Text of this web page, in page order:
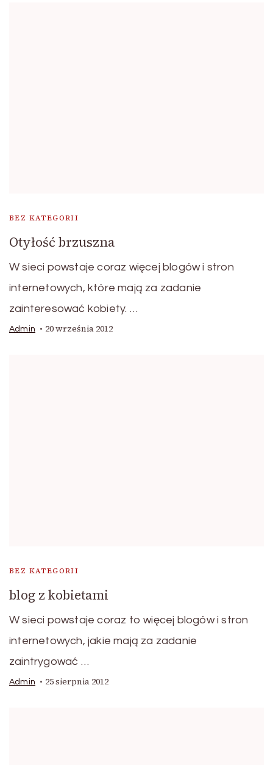
BEZ KATEGORII
Otyłość brzuszna
W sieci powstaje coraz więcej blogów i stron
internetowych, które mają za zadanie
zainteresować kobiety. …
Admin 20 września 2012
BEZ KATEGORII
blog z kobietami
W sieci powstaje coraz to więcej blogów i stron
internetowych, jakie mają za zadanie
zaintrygować …
Admin 25 sierpnia 2012